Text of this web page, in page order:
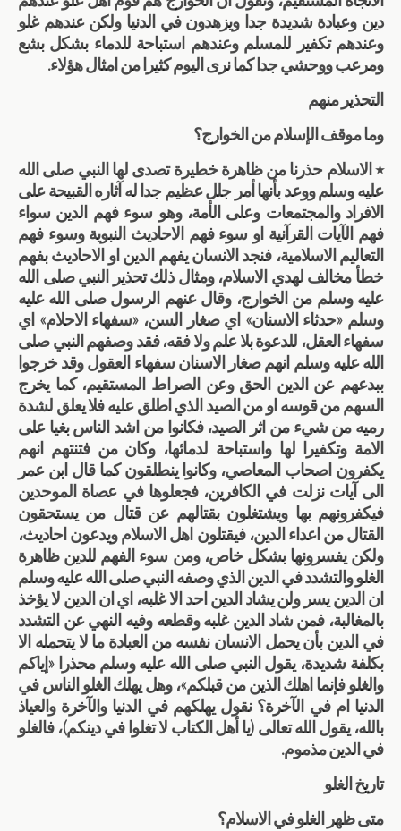
دين وعبادة شديدة جدا ويزهدون في الدنيا ولكن عندهم غلو
وعندهم تكفير للمسلم وعندهم استباحة للدماء بشكل بشع
ومرعب ووحشي جدا كما نرى اليوم كثيرا من امثال هؤلاء.
التحذير منهم
وما موقف الإسلام من الخوارج؟
٭ الاسلام حذرنا من ظاهرة خطيرة تصدى لها النبي صلى الله
عليه وسلم ووعد بأنها أمر جلل عظيم جدا له آثاره القبيحة على
الافراد والمجتمعات وعلى الأمة، وهو سوء فهم الدين سواء
فهم الآيات القرآنية او سوء فهم الاحاديث النبوية وسوء فهم
التعاليم الاسلامية، فنجد الانسان يفهم الدين او الاحاديث بفهم
خطأ مخالف لهدي الاسلام، ومثال ذلك تحذير النبي صلى الله
عليه وسلم من الخوارج، وقال عنهم الرسول صلى الله عليه
وسلم «حدثاء الاسنان» اي صغار السن، «سفهاء الاحلام» اي
سفهاء العقل، للدعوة بلا علم ولا فقه، فقد وصفهم النبي صلى
الله عليه وسلم انهم صغار الاسنان سفهاء العقول وقد خرجوا
ببدعهم عن الدين الحق وعن الصراط المستقيم، كما يخرج
السهم من قوسه او من الصيد الذي اطلق عليه فلا يعلق لشدة
رميه من شيء من اثر الصيد، فكانوا من اشد الناس بغيا على
الامة وتكفيرا لها واستباحة لدمائها، وكان من فتنتهم انهم
يكفرون اصحاب المعاصي، وكانوا ينطلقون كما قال ابن عمر
الى آيات نزلت في الكافرين، فجعلوها في عصاة الموحدين
فيكفرونهم بها ويشتغلون بقتالهم عن قتال من يستحقون
القتال من اعداء الدين، فيقتلون اهل الاسلام ويدعون احاديث،
ولكن يفسرونها بشكل خاص، ومن سوء الفهم للدين ظاهرة
الغلو والتشدد في الدين الذي وصفه النبي صلى الله عليه وسلم
ان الدين يسر ولن يشاد الدين احد الا غلبه، اي ان الدين لا يؤخذ
بالمغالبة، فمن شاد الدين غلبه وقطعه وفيه النهي عن التشدد
في الدين بأن يحمل الانسان نفسه من العبادة ما لا يتحمله الا
بكلفة شديدة، يقول النبي صلى الله عليه وسلم محذرا «إياكم
والغلو فإنما اهلك الذين من قبلكم»، وهل يهلك الغلو الناس في
الدنيا ام في الآخرة؟ نقول يهلكهم في الدنيا والآخرة والعياذ
بالله، يقول الله تعالى (يا أهل الكتاب لا تغلوا في دينكم)، فالغلو
في الدين مذموم.
تاريخ الغلو
متى ظهر الغلو في الاسلام؟